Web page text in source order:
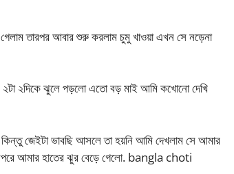
তারপর আবার শুরু করলাম চুমু খাওয়া এখন সে নড়েনা
২টা ২দিকে ঝুলে পড়লো এতো বড় মাই আমি কখোনো দেখি
জেইটা ভাবছি আসলে তা হয়নি আমি দেখলাম সে আমার
আমার হাতের ঝুর বেড়ে গেলো. bangla choti